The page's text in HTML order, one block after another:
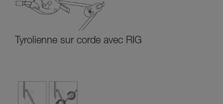
Tyrolienne sur corde avec RIG